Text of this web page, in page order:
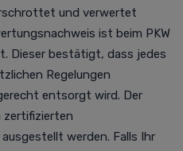
und verwertet
ist beim PKW
Dieser bestätigt, dass jedes
Regelungen
entsorgt wird. Der
zertifizierten
werden. Falls Ihr